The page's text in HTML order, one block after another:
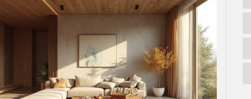
могут стать не только практичным решением,
но и стильным акцентом интерьера.